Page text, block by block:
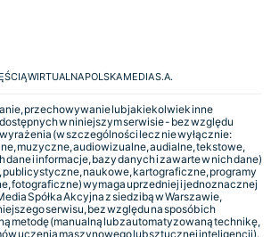
WIRTUALNA POLSKA MEDIA S.A.
przechowywanie lub jakiekolwiek inne
w niniejszym serwisie - bez względu
(w szczególności lecz nie wyłącznie:
muzyczne, audiowizualne, audialne, tekstowe,
dane i informacje, bazy danych i zawarte w nich dane)
publicystyczne, naukowe, kartograficzne, programy
fotograficzne) wymaga uprzedniej i jednoznacznej
Spółka Akcyjna z siedzibą w Warszawie,
serwisu, bez względu na sposób ich
metodę (manualną lub zautomatyzowaną technikę,
uczenia maszynowego lub sztucznej inteligencji).